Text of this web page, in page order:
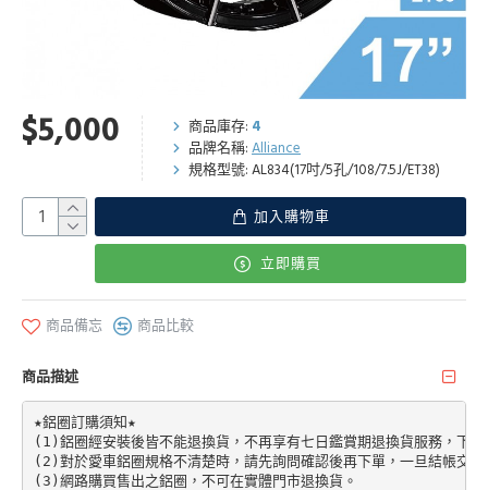
$5,000 商品庫存: 4
品牌名稱: Alliance
規格型號: AL834(17吋/5孔/108/7.5J/ET38)
加入購物車
立即購買
商品備忘 商品比較
商品描述
★鋁圈訂購須知★
(1)鋁圈經安裝後皆不能退換貨，不再享有七日鑑賞期退換貨服務，
(2)對於愛車鋁圈規格不清楚時，請先詢問確認後再下單，一旦結帳交
(3)網路購買售出之鋁圈，不可在實體門市退換貨。